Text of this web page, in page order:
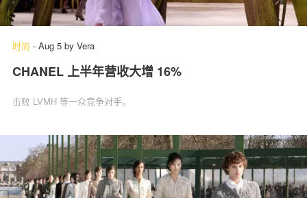
时尚 - Aug 5 by Vera
CHANEL 上半年营收大增 16%
击败 LVMH 等一众竞争对手。